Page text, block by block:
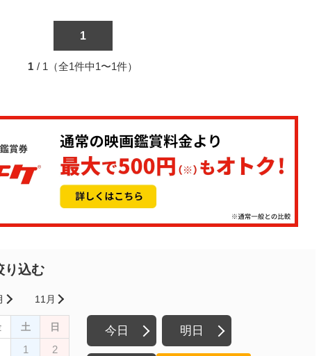
1
1 / 1（全1件中1〜1件）
り込む
11月
土 日
1
2
今日 明日